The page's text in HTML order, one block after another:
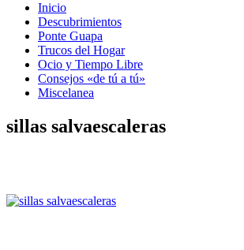
Inicio
Descubrimientos
Ponte Guapa
Trucos del Hogar
Ocio y Tiempo Libre
Consejos «de tú a tú»
Miscelanea
sillas salvaescaleras